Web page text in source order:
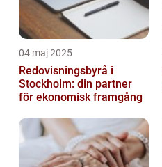
04 maj 2025
Redovisningsbyrå i
Stockholm: din partner
för ekonomisk framgång